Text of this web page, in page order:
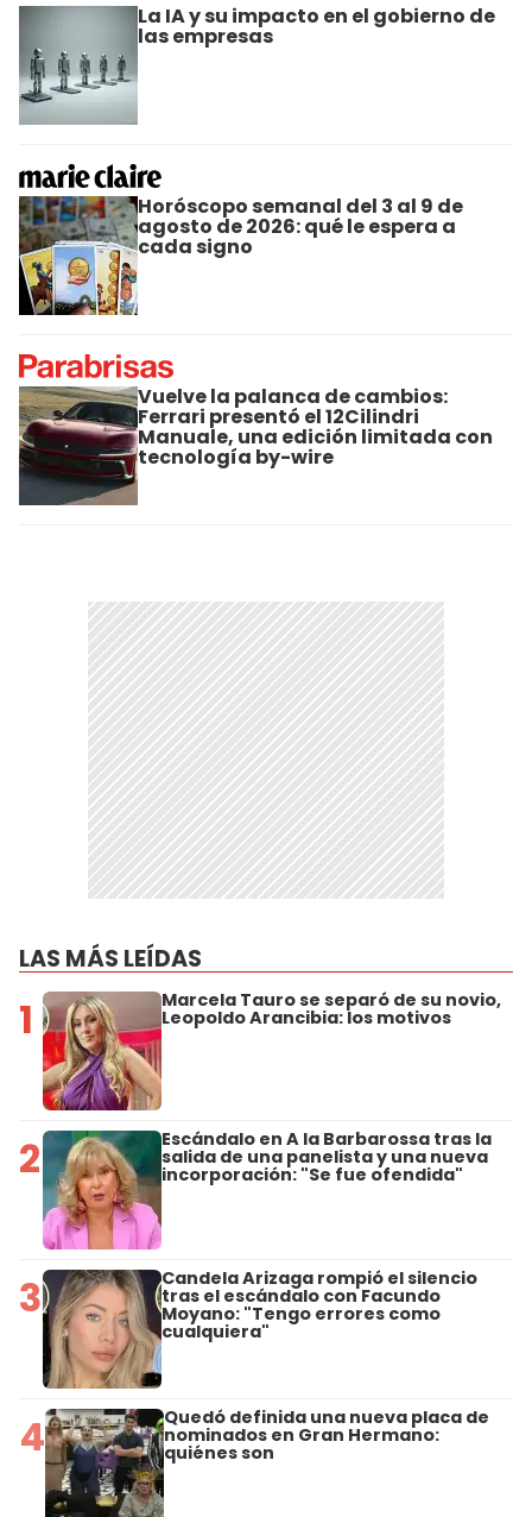
La IA y su impacto en el gobierno de
las empresas
Horóscopo semanal del 3 al 9 de
agosto de 2026: qué le espera a
cada signo
Vuelve la palanca de cambios:
Ferrari presentó el 12Cilindri
Manuale, una edición limitada con
tecnología by-wire
LAS MÁS LEÍDAS
1 Marcela Tauro se separó de su novio,
Leopoldo Arancibia: los motivos
2 Escándalo en A la Barbarossa tras la
salida de una panelista y una nueva
incorporación: "Se fue ofendida"
3 Candela Arizaga rompió el silencio
tras el escándalo con Facundo
Moyano: "Tengo errores como
cualquiera"
4 Quedó definida una nueva placa de
nominados en Gran Hermano:
quiénes son